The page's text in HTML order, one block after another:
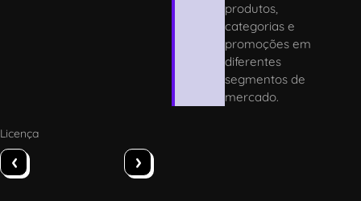
produtos,
categorias e
promoções em
diferentes
segmentos de
mercado.
Licença
‹ ›